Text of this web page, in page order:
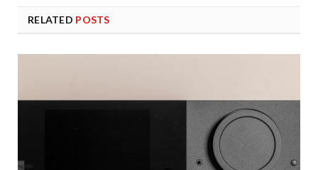
RELATED POSTS